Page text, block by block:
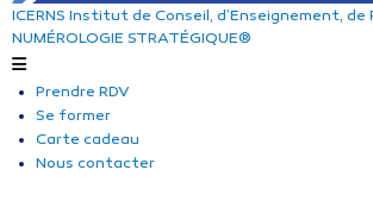
ICERNS Institut de Conseil, d’Enseignement, de
NUMÉROLOGIE STRATÉGIQUE®
Prendre RDV
Se former
Carte cadeau
Nous contacter